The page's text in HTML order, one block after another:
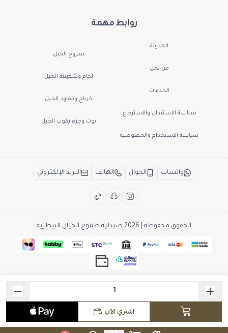
اشتري الآن
روابط مهمة
المدونة
من نحن
الخدمات
سياسة الاستبدال والاسترجاع
سياسة الاستخدام والخصوصية
سروج الخيل
لجام وشكيمة الخيل
كرباج ومقاود الخيل
بوت وجزم ركوب الخيل
واتساب الجوال الهاتف البريد الإلكتروني
الحقوق محفوظة | 2026 صيدلية طموح الخيال البيطرية